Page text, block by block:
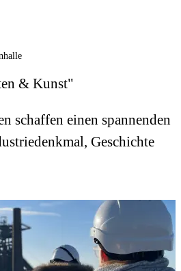
& Kunst"
schaffen einen spannenden
Geschichte